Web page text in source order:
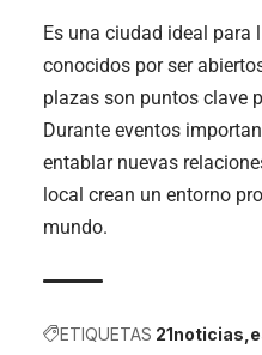
Es una ciudad ideal para
conocidos por ser
plazas son puntos clave
Durante eventos
entablar nuevas
local crean un entorno
mundo.
ETIQUETAS 21noticias